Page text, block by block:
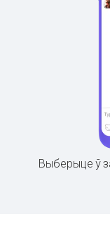
Выберыце ў